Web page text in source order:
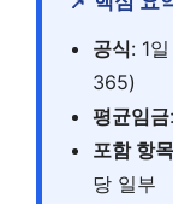
공식: 1
365)
평균임금
포함 항목
당 일부